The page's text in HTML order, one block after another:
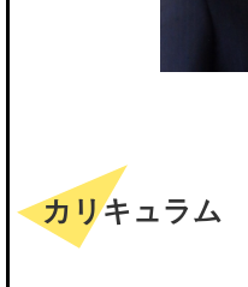
カリキュラム